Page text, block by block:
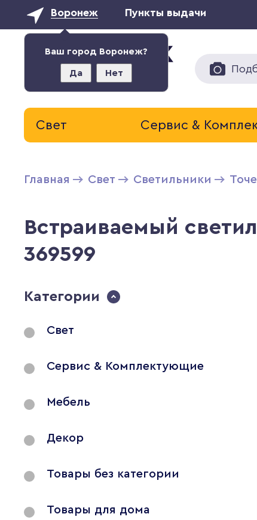
Воронеж
Ваш город Воронеж?
Да Нет
Пункты выдачи
Свет Сервис &
Главная Свет Светильники
Встраиваемый
369599
Категории
Свет
Сервис & Комплектующие
Мебель
Декор
Товары без категории
Товары для дома